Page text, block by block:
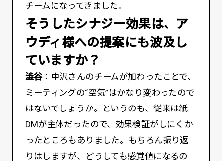
チームになってきました。
――そうしたシナジー効果は、ア
ウディ様への提案にも波及し
ていますか？
澁谷：中沢さんのチームが加わったことで、
ミーティングの“空気”はかなり変わったので
はないでしょうか。というのも、従来は紙
DMが主体だったので、効果検証がしにくか
ったところもありました。もちろん振り返
りはしますが、どうしても感覚値になるの